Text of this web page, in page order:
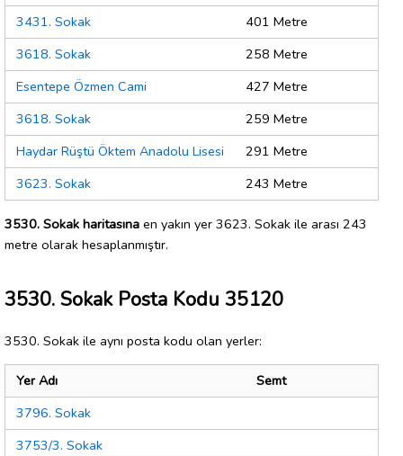
3431. Sokak
401 Metre
3618. Sokak
258 Metre
Esentepe Özmen Cami
427 Metre
3618. Sokak
259 Metre
Haydar Rüştü Öktem Anadolu Lisesi
291 Metre
3623. Sokak
243 Metre
3530. Sokak haritasına en yakın yer 3623. Sokak ile arası 243
metre olarak hesaplanmıştır.
3530. Sokak Posta Kodu 35120
3530. Sokak ile aynı posta kodu olan yerler:
Yer Adı
Semt
3796. Sokak
3753/3. Sokak